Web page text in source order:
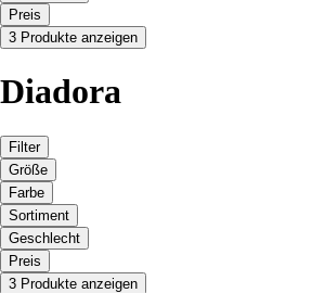
Preis
3 Produkte anzeigen
Diadora
Filter
Größe
Farbe
Sortiment
Geschlecht
Preis
3 Produkte anzeigen